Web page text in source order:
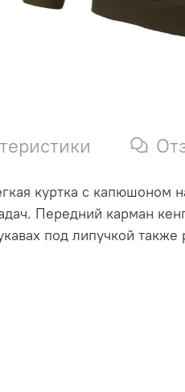
куртка с капюшоном
Передний карман
под липучкой